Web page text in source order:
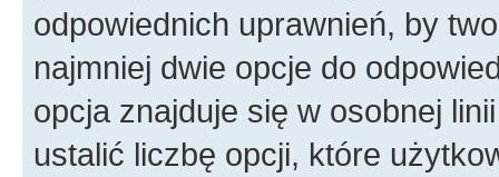
odpowiednich uprawnień, by
najmniej dwie opcje do
opcja znajduje się w osobnej
ustalić liczbę opcji, które